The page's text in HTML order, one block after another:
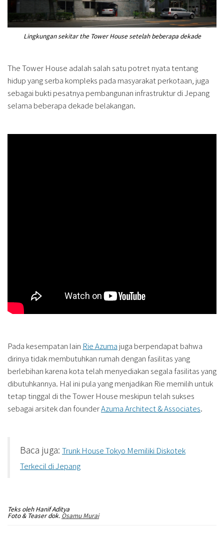
Lingkungan sekitar the Tower House setelah beberapa dekade
The Tower House adalah salah satu potret nyata tentang
hidup yang serba kompleks pada masyarakat perkotaan, juga
sebagai bukti pesatnya pembangunan infrastruktur di Jepang
selama beberapa dekade belakangan.
Pada kesempatan lain Rie Azuma juga berpendapat bahwa
dirinya tidak membutuhkan rumah dengan fasilitas yang
berlebihan karena kota telah menyediakan segala fasilitas yang
dibutuhkannya. Hal ini pula yang menjadikan Rie memilih untuk
tetap tinggal di the Tower House meskipun telah sukses
sebagai arsitek dan founderAzuma Architect & Associates.
Baca juga: Trunk House Tokyo Memiliki Diskotek
Terkecil di Jepang
Teks oleh Hanif Aditya
Foto & Teaser dok. Osamu Murai